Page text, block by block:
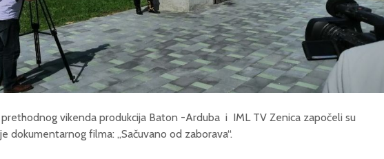
vikenda produkcija Baton -Arduba i IML TV Zenica započeli su
dokumentarnog filma: „Sačuvano od zaborava“.